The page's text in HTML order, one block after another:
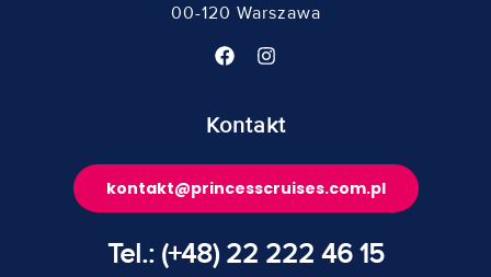
00-120 Warszawa
Kontakt
kontakt@princesscruises.com.pl
Tel.: (+48) 22 222 46 15